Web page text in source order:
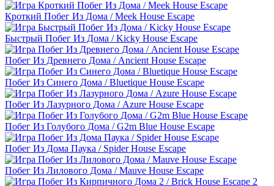
Кроткий Побег Из Дома / Meek House Escape
Быстрый Побег Из Дома / Kicky House Escape
Побег Из Древнего Дома / Ancient House Escape
Побег Из Синего Дома / Bluetique House Escape
Побег Из Лазурного Дома / Azure House Escape
Побег Из Голубого Дома / G2m Blue House Escape
Побег Из Дома Паука / Spider House Escape
Побег Из Лилового Дома / Mauve House Escape